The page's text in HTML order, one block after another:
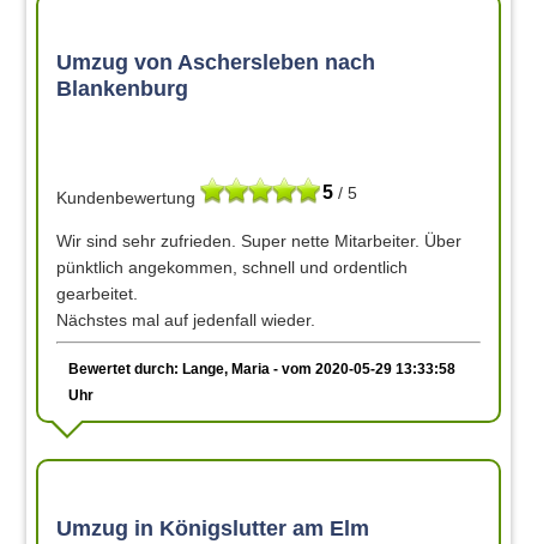
Umzug von Aschersleben nach
Blankenburg
5 / 5
Kundenbewertung
Wir sind sehr zufrieden. Super nette Mitarbeiter. Über
pünktlich angekommen, schnell und ordentlich
gearbeitet.
Nächstes mal auf jedenfall wieder.
Bewertet durch: Lange, Maria - vom 2020-05-29 13:33:58
Uhr
Umzug in Königslutter am Elm